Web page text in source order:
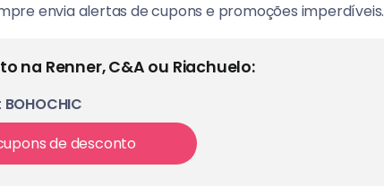
envia alertas de cupons e promoções imperdíveis.
na Renner, C&A ou Riachuelo:
BOHOCHIC
de desconto